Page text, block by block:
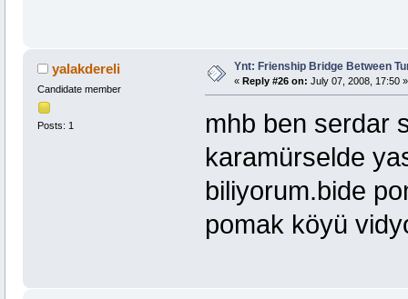
yalakdereli
Candidate member
Posts: 1
Ynt: Frienship Bridge Between
« Reply #26 on: July 07, 2008, 17:50 »
mhb ben serdar
karamürselde
biliyorum.bide
pomak köyü